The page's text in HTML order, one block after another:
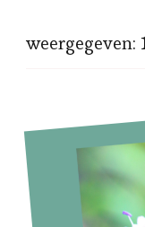
weergegeven: